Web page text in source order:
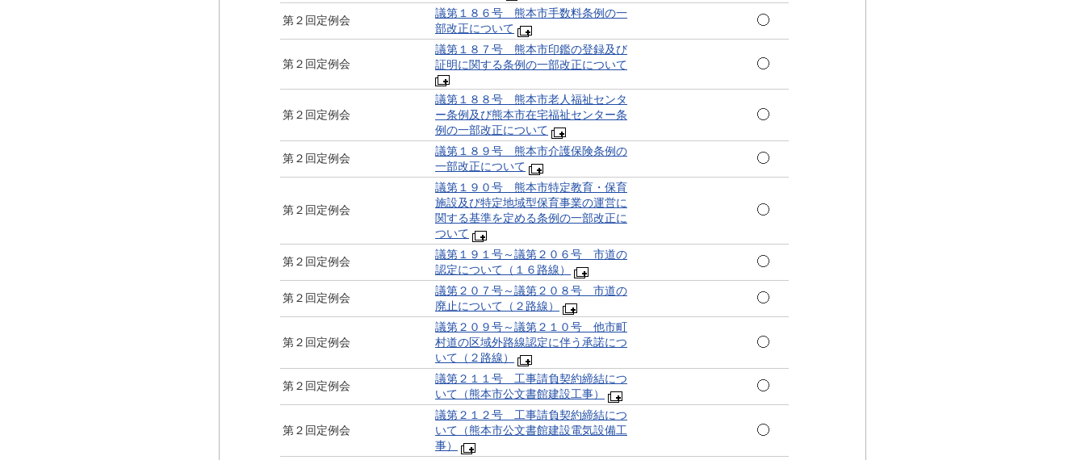
第２回定例会
議第１８６号 熊本市手数料条例の一
部改正について
第２回定例会
議第１８７号 熊本市印鑑の登録及び
証明に関する条例の一部改正について
第２回定例会
議第１８８号 熊本市老人福祉センタ
ー条例及び熊本市在宅福祉センター条
例の一部改正について
第２回定例会
議第１８９号 熊本市介護保険条例の
一部改正について
第２回定例会
議第１９０号 熊本市特定教育・保育
施設及び特定地域型保育事業の運営に
関する基準を定める条例の一部改正に
ついて
第２回定例会
議第１９１号～議第２０６号 市道の
認定について（１６路線）
第２回定例会
議第２０７号～議第２０８号 市道の
廃止について（２路線）
第２回定例会
議第２０９号～議第２１０号 他市町
村道の区域外路線認定に伴う承諾につ
いて（２路線）
第２回定例会
議第２１１号 工事請負契約締結につ
いて（熊本市公文書館建設工事）
第２回定例会
議第２１２号 工事請負契約締結につ
いて（熊本市公文書館建設電気設備工
事）